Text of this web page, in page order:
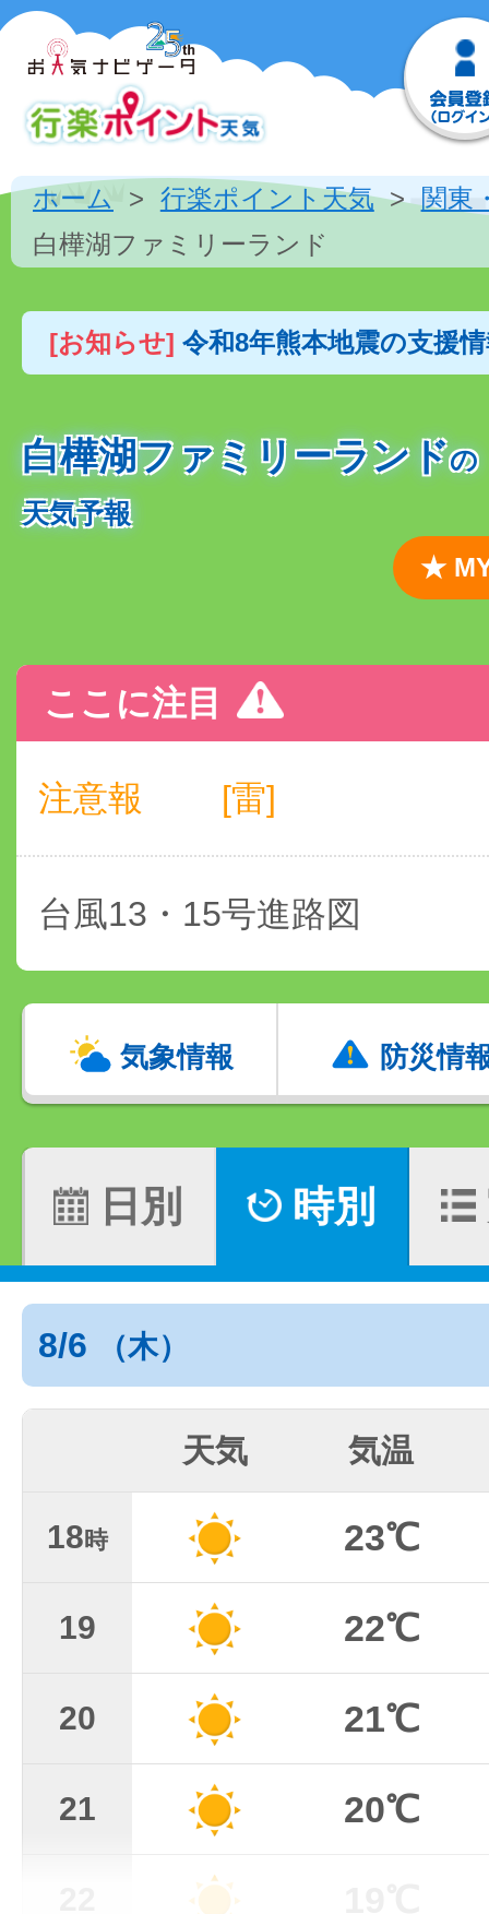
ホーム 行楽ポイント天気
関東
白樺湖ファミリーランド
[お知らせ] 令和8年熊本地震の支援
白樺湖ファミリーランドの
天気予報
★
ここに注目
注意報 [雷]
台風13・15号進路図
気象情報 防災情
日別 時別
8/6 （木）
天気 気温
18時 23℃
19 22℃
20 21℃
21 20℃